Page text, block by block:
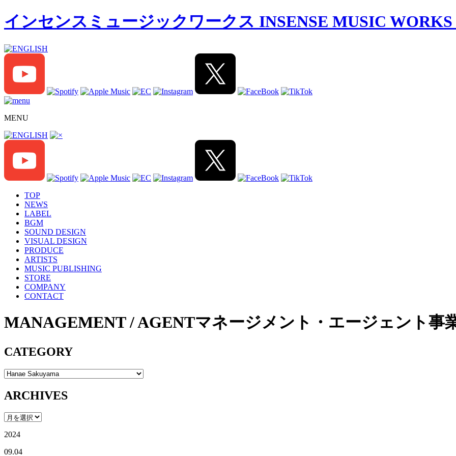
インセンスミュージックワークス INSENSE MUSIC
MENU
TOP
NEWS
LABEL
BGM
SOUND DESIGN
VISUAL DESIGN
PRODUCE
ARTISTS
MUSIC PUBLISHING
STORE
COMPANY
CONTACT
MANAGEMENT / AGENTマネージメント・エージェント事
CATEGORY
ARCHIVES
2024
09.04